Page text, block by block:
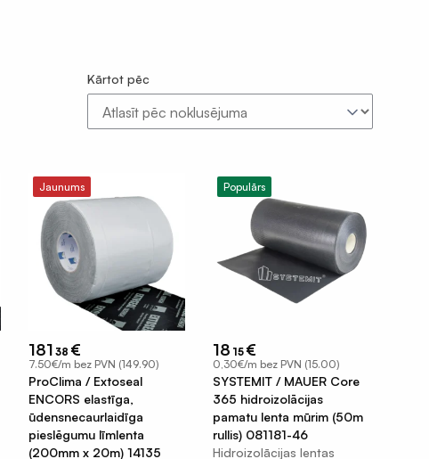
Kārtot pēc
Jaunums
€
181 38
7.50€/m bez PVN (149.90)
ProClima / Extoseal
ENCORS elastīga,
ūdensnecaurlaidīga
pieslēgumu līmlenta
(200mm x 20m) 14135
Populārs
€
18 15
0,30€/m bez PVN (15.00)
SYSTEMIT / MAUER Core
365 hidroizolācijas
pamatu lenta mūrim (50m
rullis) 081181-46
Hidroizolācijas lentas